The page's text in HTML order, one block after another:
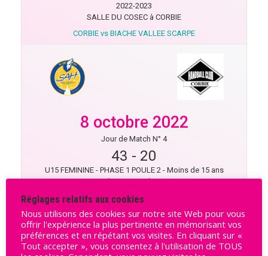
2022-2023
SALLE DU COSEC à CORBIE
CORBIE vs BIACHE VALLEE SCARPE
8 octobre 2022
Jour de Match N° 4
43 - 20
U15 FEMININE - PHASE 1 POULE 2 - Moins de 15 ans
Féminine – Région
JEAN VERDAVAINE à ST AMAND LES EAUX
ST AMAND LES EAUX vs CORBIE
Réglages relatifs aux cookies
Nous utilisons des cookies sur notre site Web pour vous
offrir l'expérience la plus pertinente en mémorisant vos
préférences et en répétant vos visites. En cliquant sur «
Tout accepter », vous consentez à l'utilisation de TOUS